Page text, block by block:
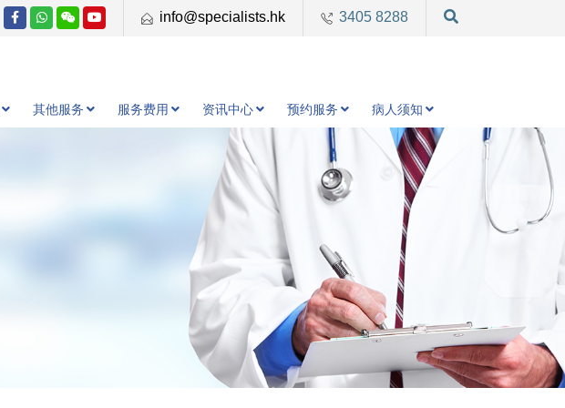
info@specialists.hk 3405 8288
其他服务 服务费用 资讯中心 预约服务 病人须知